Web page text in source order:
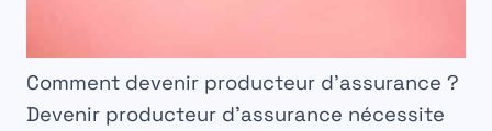
Comment devenir producteur d’assurance ?
Devenir producteur d’assurance nécessite